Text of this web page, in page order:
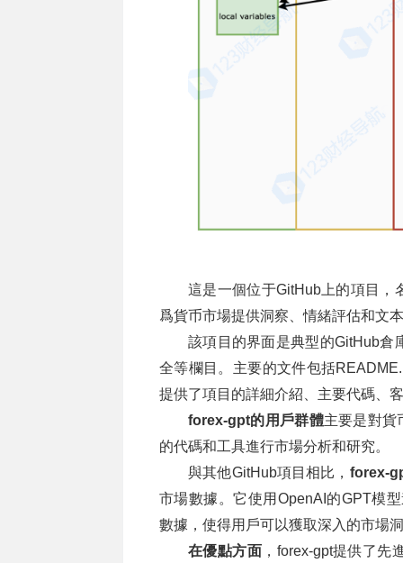
這是一個位于GitHub上的項目，
爲貨币市場提供洞察、情緒評估和文
該項目的界面是典型的GitHub倉
全等欄目。主要的文件包括
提供了項目的詳細介紹、主要代碼、
forex-gpt的用戶群體主要是對貨
的代碼和工具進行市場分析和研究。
與其他GitHub項目相比， forex-
市場數據。它使用OpenAI的GPT模
數據，使得用戶可以獲取深入的市場
在優點方面 ，forex-gpt提供了